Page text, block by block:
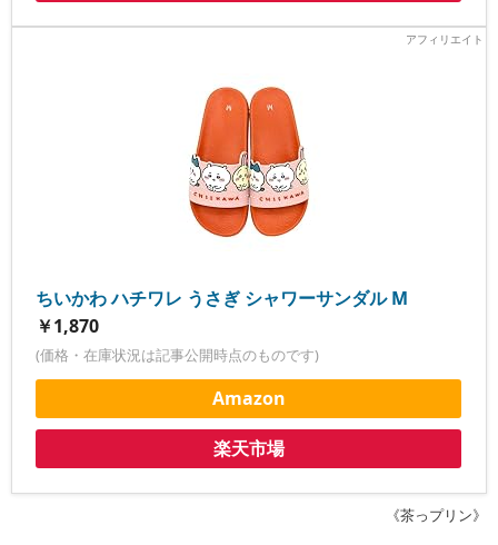
ちいかわ ハチワレ うさぎ シャワーサンダル M
￥1,870
(価格・在庫状況は記事公開時点のものです)
Amazon
楽天市場
《茶っプリン》